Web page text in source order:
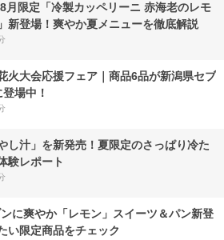
月限定「冷製カッペリーニ 赤海老のレモ
新登場！爽やか夏メニューを徹底解説
火大会応援フェア｜商品6品が新潟県セブ
場中！
し汁」を新発売！夏限定のさっぱり冷た
験レポート
に爽やか「レモン」スイーツ＆パン新登
い限定商品をチェック